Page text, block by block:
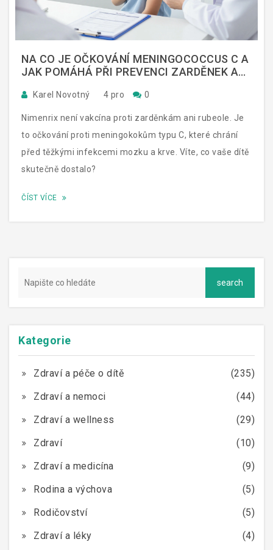
NA CO JE OČKOVÁNÍ MENINGOCOCCUS C A
JAK POMÁHÁ PŘI PREVENCI ZARDĚNEK A
Karel Novotný 4 pro 0
Nimenrix není vakcína proti zarděnkám ani rubeole. Je
to očkování proti meningokokům typu C, které chrání
před těžkými infekcemi mozku a krve. Víte, co vaše dítě
skutečně dostalo?
ČÍST VÍCE
Kategorie
Zdraví a péče o dítě
(235)
Zdraví a nemoci
(44)
Zdraví a wellness
(29)
Zdraví
(10)
Zdraví a medicína
(9)
Rodina a výchova
(5)
Rodičovství
(5)
Zdraví a léky
(4)